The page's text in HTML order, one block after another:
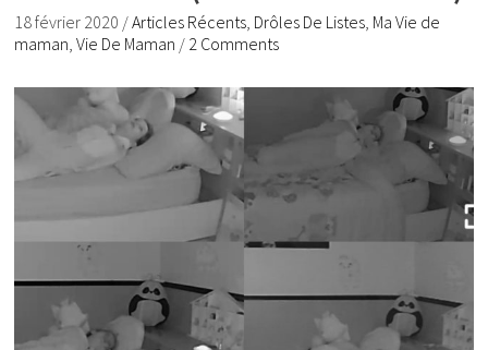
18 février 2020 /Articles Récents, Drôles De Listes, Ma Vie de
maman,Vie De Maman / 2 Comments